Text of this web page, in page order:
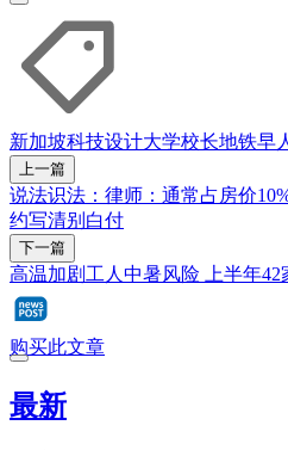
新加坡科技设计大学校长地铁早
上一篇
说法识法：律师：通常占房价
约写清别白付
下一篇
高温加剧工人中暑风险 上半年
购买此文章
最新